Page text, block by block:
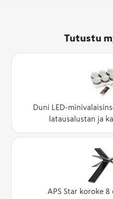
Tutustu
Duni LED-
latausalustan ja
APS Star koroke